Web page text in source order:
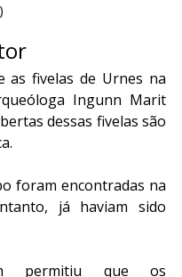
as fivelas de Urnes na
Ingunn Marit
dessas fivelas são
foram encontradas na
já haviam sido
permitiu que os